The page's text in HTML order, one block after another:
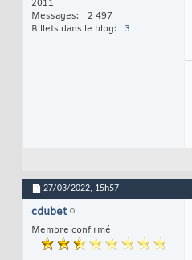
2011
Messages
2 497
Billets dans le blog
3
27/03/2022, 15h57
cdubet
Membre confirmé